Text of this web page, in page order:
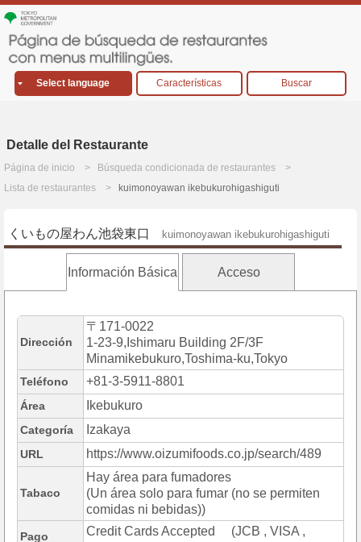
Select language Características Buscar
Detalle del Restaurante
Página de inicio
Búsqueda condicionada de restaurantes
Lista de restaurantes
kuimonoyawan ikebukurohigashiguti
くいもの屋わん池袋東口 kuimonoyawan ikebukurohigashiguti
Información Básica Acceso
Dirección
〒171-0022
1-23-9,Ishimaru Building 2F/3F
Minamikebukuro,Toshima-ku,Tokyo
Teléfono +81-3-5911-8801
Área Ikebukuro
Categoría Izakaya
URL https://www.oizumifoods.co.jp/search/489
Tabaco
Hay área para fumadores
(Un área solo para fumar (no se permiten
comidas ni bebidas))
Pago
Credit Cards Accepted (JCB , VISA ,